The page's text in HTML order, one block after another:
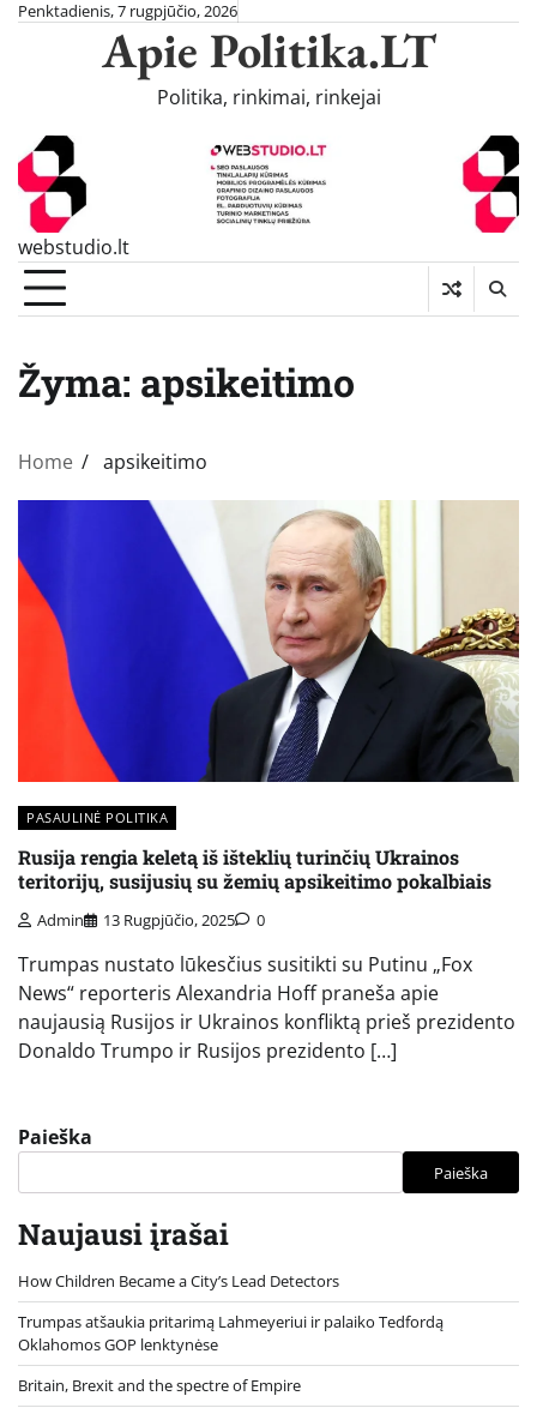
SkipPenktadienis, 7 rugpjūčio, 2026
Apie Politika.LT
Politika, rinkimai, rinkejai
webstudio.lt
Žyma: apsikeitimo
Home apsikeitimo
PASAULINĖ POLITIKA
Rusija rengia keletą iš išteklių turinčių Ukrainos
teritorijų, susijusių su žemių apsikeitimo pokalbiais
Admin 13 Rugpjūčio, 2025 0
Trumpas nustato lūkesčius susitikti su Putinu „Fox
News“ reporteris Alexandria Hoff praneša apie
naujausią Rusijos ir Ukrainos konfliktą prieš prezidento
Donaldo Trumpo ir Rusijos prezidento […]
Paieška
Paieška
Naujausi įrašai
How Children Became a City’s Lead Detectors
Trumpas atšaukia pritarimą Lahmeyeriui ir palaiko Tedfordą
Oklahomos GOP lenktynėse
Britain, Brexit and the spectre of Empire